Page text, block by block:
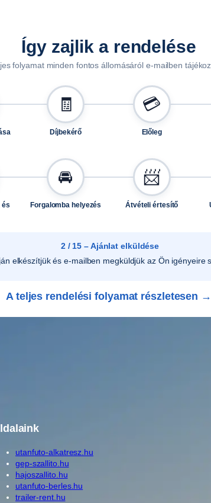
e
z
Így zajlik a rendelése
folyamat minden fontos állomásáról e-mailben
🧾
Díjbekérő
💳
Előleg
és
🚘
Forgalomba helyezés
📨
Átvételi értesítő
2 / 15 – Ajánlat elküldése
elkészítjük és e-mailben megküldjük az Ön igényeire
A teljes rendelési folyamat részletesen →
utanfuto-alkatresz.hu
gep-szallito.hu
hajoszallito.hu
utanfuto-berles.hu
trailer-rent.hu